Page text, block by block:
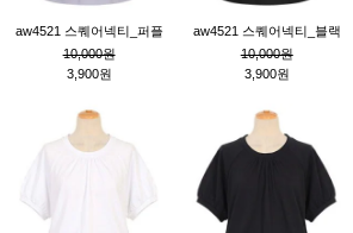
aw4521 스퀘어넥티_퍼플
10,000원
3,900원
aw4521 스퀘어넥티_블랙
10,000원
3,900원